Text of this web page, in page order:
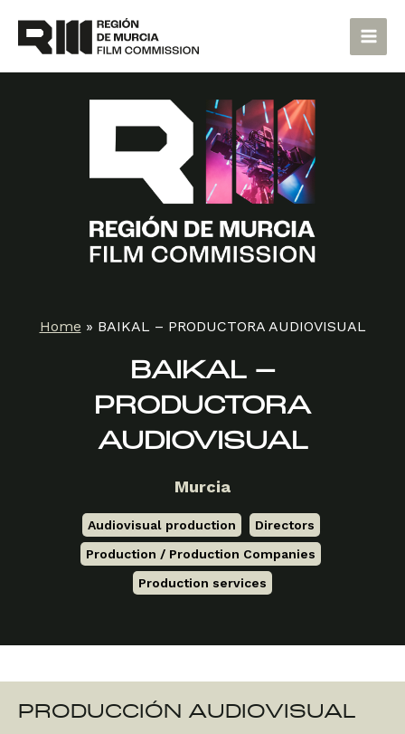
content
Main
Home » BAIKAL – PRODUCTORA AUDIOVISUAL
BAIKAL –
PRODUCTORA
AUDIOVISUAL
Murcia
Audiovisual production Directors
Production / Production Companies
Production services
PRODUCCIÓN AUDIOVISUAL